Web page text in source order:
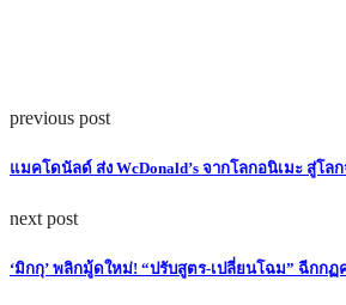
previous post
แมคโดนัลด์ ส่ง WcDonald’s จากโลกอนิเมะ สู่โ
next post
‘มิกกุ’ พลิกมู้ดใหม่! “ปรับสูตร-เปลี่ยนโฉม” ฉีกก